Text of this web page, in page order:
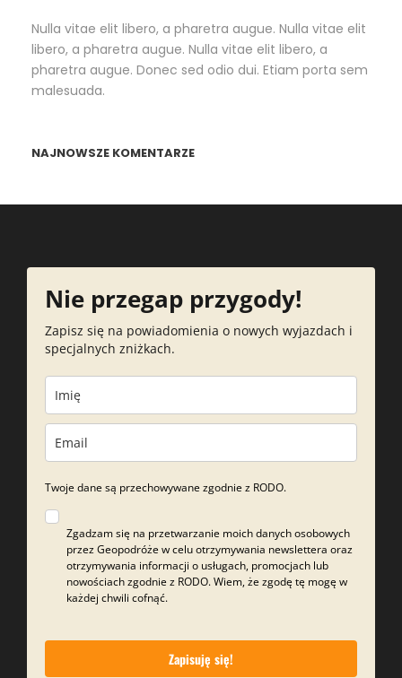
Nulla vitae elit libero, a pharetra augue. Nulla vitae elit
libero, a pharetra augue. Nulla vitae elit libero, a
pharetra augue. Donec sed odio dui. Etiam porta sem
malesuada.
NAJNOWSZE KOMENTARZE
Nie przegap przygody!
Zapisz się na powiadomienia o nowych wyjazdach i
specjalnych zniżkach.
Twoje dane są przechowywane zgodnie z RODO.
Zgadzam się na przetwarzanie moich danych osobowych
przez Geopodróże w celu otrzymywania newslettera oraz
otrzymywania informacji o usługach, promocjach lub
nowościach zgodnie z RODO. Wiem, że zgodę tę mogę w
każdej chwili cofnąć.
Zapisuję się!